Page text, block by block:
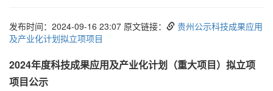
发布时间：2024-09-16 23:07 原文链接：
贵州公示科技成果应用
及产业化计划拟立项项目
2024年度科技成果应用及产业化计划（重大项目）拟立项
项目公示